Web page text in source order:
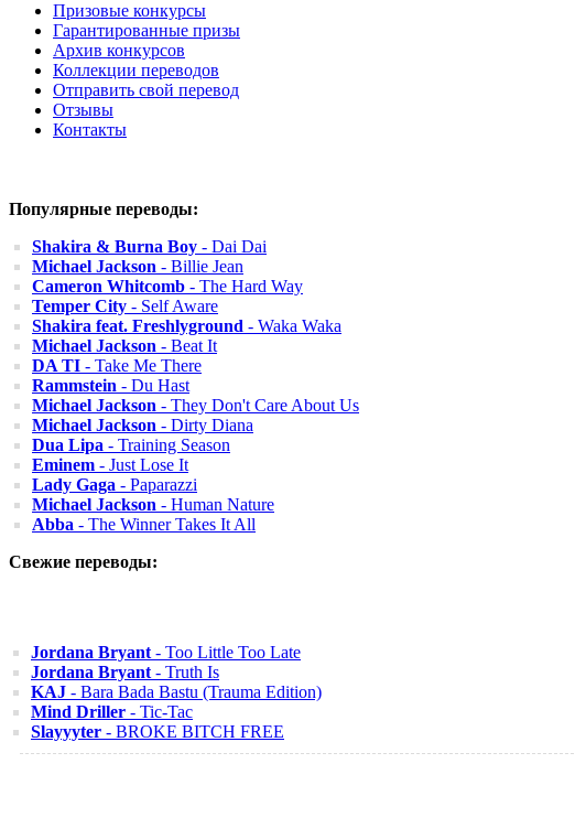
Призовые конкурсы
Гарантированные призы
Архив конкурсов
Коллекции переводов
Отправить свой перевод
Отзывы
Контакты
Популярные переводы:
Shakira & Burna Boy - Dai Dai
Michael Jackson - Billie Jean
Cameron Whitcomb - The Hard Way
Temper City - Self Aware
Shakira feat. Freshlyground - Waka Waka
Michael Jackson - Beat It
DA TI - Take Me There
Rammstein - Du Hast
Michael Jackson - They Don't Care About Us
Michael Jackson - Dirty Diana
Dua Lipa - Training Season
Eminem - Just Lose It
Lady Gaga - Paparazzi
Michael Jackson - Human Nature
Abba - The Winner Takes It All
Свежие переводы:
Jordana Bryant - Too Little Too Late
Jordana Bryant - Truth Is
KAJ - Bara Bada Bastu (Trauma Edition)
Mind Driller - Tic-Tac
Slayyyter - BROKE BITCH FREE